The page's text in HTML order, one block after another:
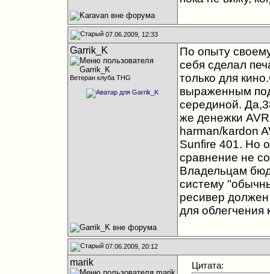
07.06.2009, 12:33
Garrik_K
Ветеран клуба THG
По опыту
себя сделал
только для
выраженным
серединой.
же денежки
harman/kardon
Sunfire 401. Но
сравнение не
Владельцам
систему
ресивер
для облегчения
07.06.2009, 20:12
marik Цитата: